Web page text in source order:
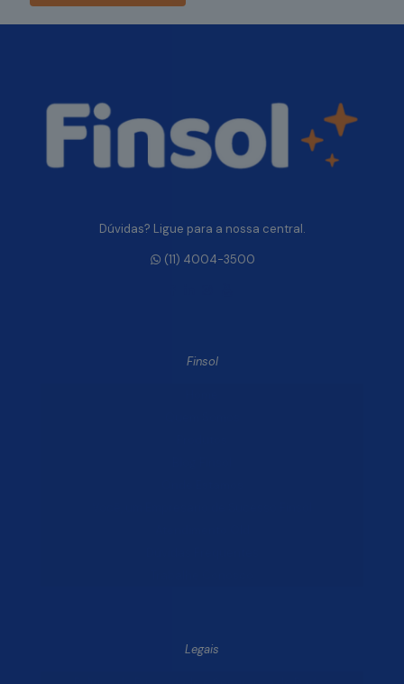
Dúvidas? Ligue para a nossa central.
(11) 4004-3500
Finsol
Legais